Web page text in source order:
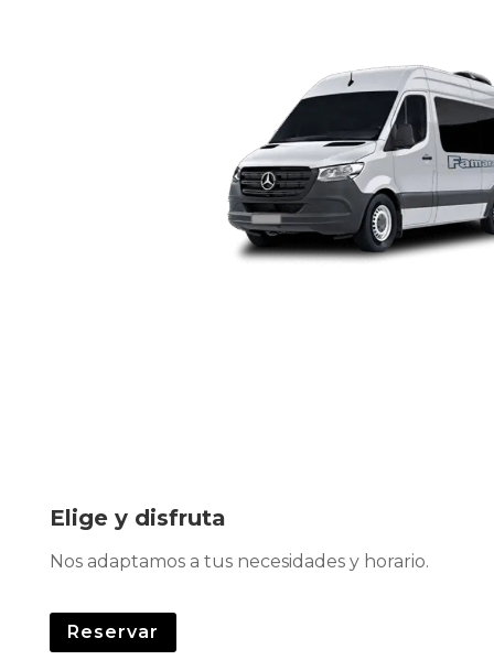
Elige y disfruta
Nos adaptamos a tus necesidades y horario.
Reservar